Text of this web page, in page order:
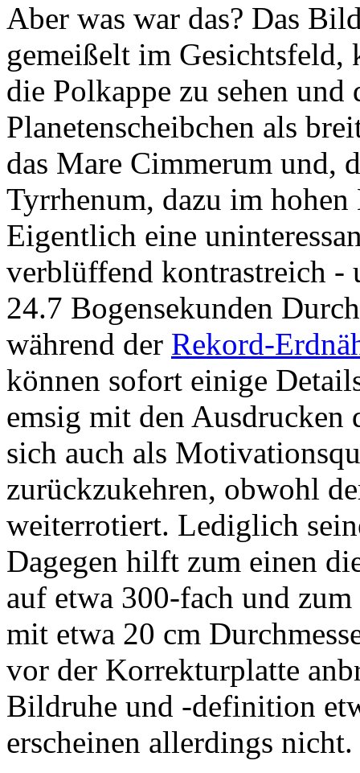
Aber was war das? Das
gemeißelt im Gesichtsfeld,
die Polkappe zu sehen und
Planetenscheibchen als
das Mare Cimmerum und,
Tyrrhenum, dazu im
Eigentlich eine
verblüffend kontrastreich
24.7 Bogensekunden
während der Rekord-
können sofort einige
emsig mit den
sich auch als
zurückzukehren, obwohl
weiterrotiert. Lediglich
Dagegen hilft zum einen
auf etwa 300-fach und
mit etwa 20 cm
vor der Korrekturplatte
Bildruhe und -definition
erscheinen allerdings nicht.